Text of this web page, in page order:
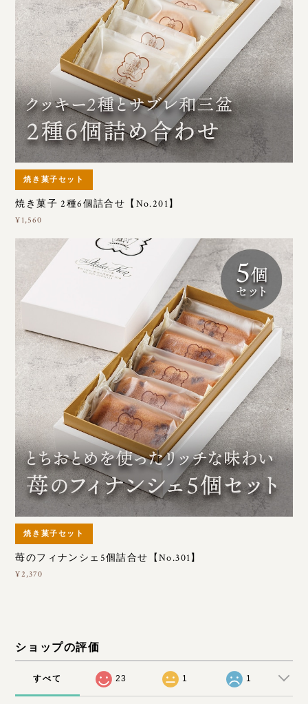
焼き菓子セット
焼き菓子 2種6個詰合せ【No.201】
¥1,560
焼き菓子セット
苺のフィナンシェ5個詰合せ【No.301】
¥2,370
ショップの評価
すべて 23 1 1